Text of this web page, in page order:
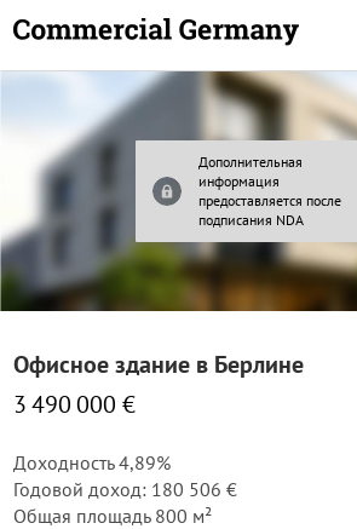
Дополнительная
информация
предоставляется после
подписания NDA
Офисное здание в Берлине
3 490 000 €
Доходность 4,89%
Годовой доход: 180 506 €
Общая площадь 800 м²